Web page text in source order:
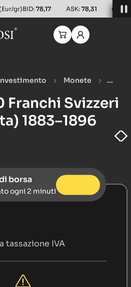
gr)BID: 78,17 ASK: 78,31 (Usd/
Monete
Franchi Svizzeri
1883–1896
borsa
ogni 2 minuti
tassazione IVA